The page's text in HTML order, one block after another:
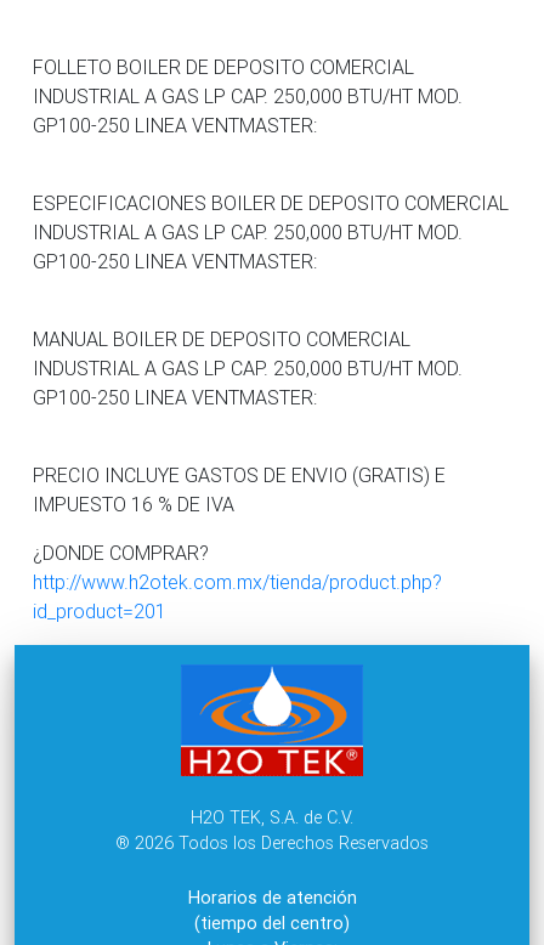
FOLLETO BOILER DE DEPOSITO COMERCIAL
INDUSTRIAL A GAS LP CAP. 250,000 BTU/HT MOD.
GP100-250 LINEA VENTMASTER:
ESPECIFICACIONES BOILER DE DEPOSITO COMERCIAL
INDUSTRIAL A GAS LP CAP. 250,000 BTU/HT MOD.
GP100-250 LINEA VENTMASTER:
MANUAL BOILER DE DEPOSITO COMERCIAL
INDUSTRIAL A GAS LP CAP. 250,000 BTU/HT MOD.
GP100-250 LINEA VENTMASTER:
PRECIO INCLUYE GASTOS DE ENVIO (GRATIS) E
IMPUESTO 16 % DE IVA
¿DONDE COMPRAR?
http://www.h2otek.com.mx/tienda/product.php?
id_product=201
H2O TEK, S.A. de C.V.
® 2026 Todos los Derechos Reservados
Horarios de atención
(tiempo del centro)